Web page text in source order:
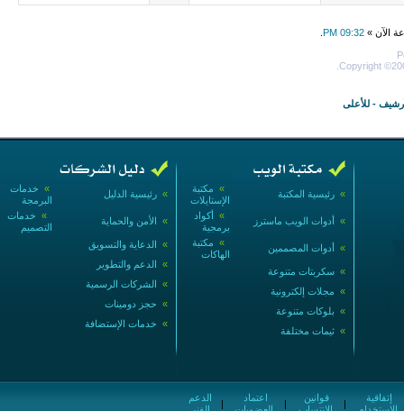
الآن » 09:32 PM
Copyright
- للأعلى
» خدمات
البرمجة
» رئيسية الدليل
» خدمات
التصميم
» الأمن والحماية
» الدعاية والتسويق
» الدعم والتطوير
» الشركات الرسمية
» حجز دومينات
» خدمات الإستضافة
» مكتبة
الإستايلات
» رئيسية المكتبة
» أكواد
برمجية
» أدوات الويب ماسترز
» مكتبة
الهاكات
» أدوات المصممين
» سكربتات متنوعة
» مجلات إلكترونية
» بلوكات متنوعة
» ثيمات مختلفة
| | |